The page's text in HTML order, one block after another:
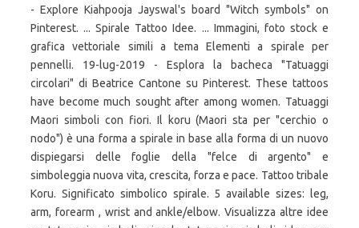
- Explore Kiahpooja Jayswal's board "Witch symbols" on
Pinterest. ... Spirale Tattoo Idee. ... Immagini, foto stock e
grafica vettoriale simili a tema Elementi a spirale per
pennelli. 19-lug-2019 - Esplora la bacheca "Tatuaggi
circolari" di Beatrice Cantone su Pinterest. These tattoos
have become much sought after among women. Tatuaggi
Maori simboli con fiori. Il koru (Maori sta per "cerchio o
nodo") è una forma a spirale in base alla forma di un nuovo
dispiegarsi delle foglie della "felce di argento" e
simboleggia nuova vita, crescita, forza e pace. Tattoo tribale
Koru. Significato simbolico spirale. 5 available sizes: leg,
arm, forearm , wrist and ankle/elbow. Visualizza altre idee